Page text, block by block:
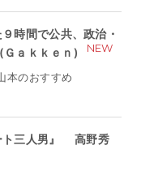
時間で公共、政治・
ａｋｋｅｎ)
NEW
本のおすすめ
ト三人男』 高野秀